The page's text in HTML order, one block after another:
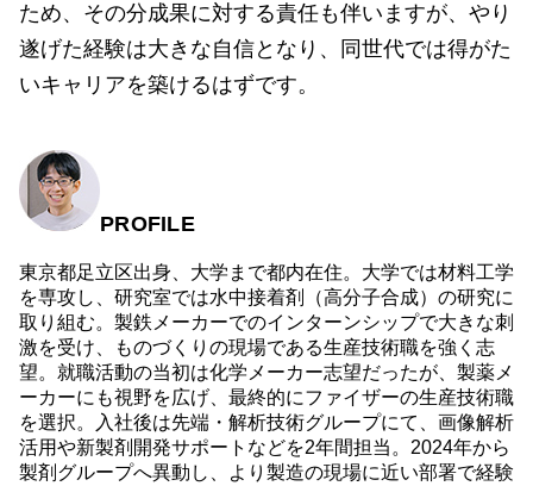
ため、その分成果に対する責任も伴いますが、やり
遂げた経験は大きな自信となり、同世代では得がた
いキャリアを築けるはずです。
PROFILE
東京都足立区出身、大学まで都内在住。大学では材料工学
を専攻し、研究室では水中接着剤（高分子合成）の研究に
取り組む。製鉄メーカーでのインターンシップで大きな刺
激を受け、ものづくりの現場である生産技術職を強く志
望。就職活動の当初は化学メーカー志望だったが、製薬メ
ーカーにも視野を広げ、最終的にファイザーの生産技術職
を選択。入社後は先端・解析技術グループにて、画像解析
活用や新製剤開発サポートなどを2年間担当。2024年から
製剤グループへ異動し、より製造の現場に近い部署で経験